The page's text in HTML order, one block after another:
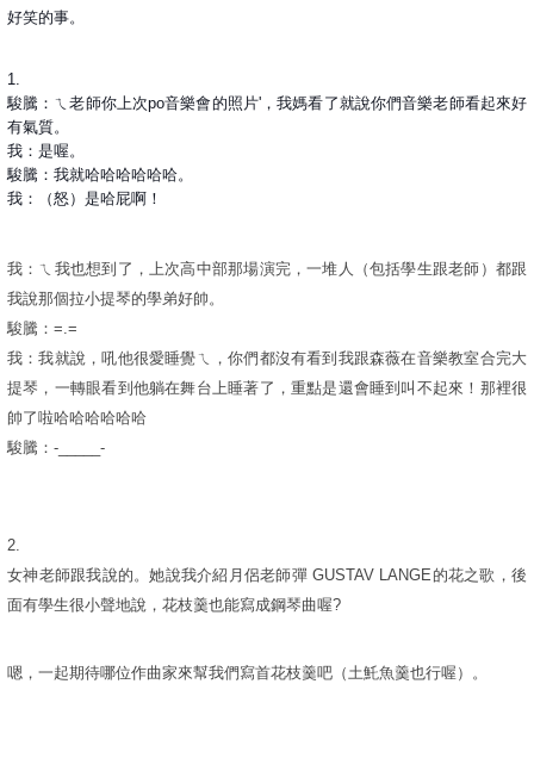
好笑的事。
1.
駿騰：ㄟ老師你上次po音樂會的照片'，我媽看了就說你們音樂老師看起來好
有氣質。
我：是喔。
駿騰：我就哈哈哈哈哈哈。
我：（怒）是哈屁啊！
我：ㄟ我也想到了，上次高中部那場演完，一堆人（包括學生跟老師）都跟
我說那個拉小提琴的學弟好帥。
駿騰：=.=
我：我就說，吼他很愛睡覺ㄟ，你們都沒有看到我跟森薇在音樂教室合完大
提琴，一轉眼看到他躺在舞台上睡著了，重點是還會睡到叫不起來！那裡很
帥了啦哈哈哈哈哈哈
駿騰：-_____-
2.
女神老師跟我說的。她說我介紹月侶老師彈 GUSTAV LANGE的花之歌，後
面有學生很小聲地說，花枝羹也能寫成鋼琴曲喔?
嗯，一起期待哪位作曲家來幫我們寫首花枝羹吧（土魠魚羹也行喔）。